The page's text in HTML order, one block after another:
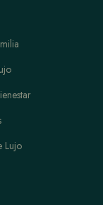
Lujo